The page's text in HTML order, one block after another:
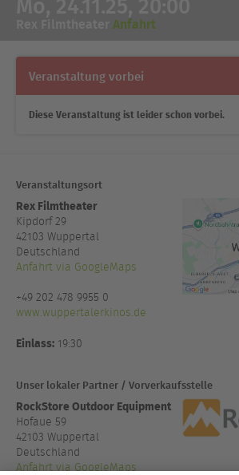
Anfahrt
Veranstaltung vorbei
Diese Veranstaltung ist leider schon vorbei.
Veranstaltungsort
Rex Filmtheater
Kipdorf 29
42103 Wuppertal
Deutschland
Anfahrt via GoogleMaps
+49 202 478 9955 0
www.wuppertalerkinos.de
Einlass: 19:30
Unser lokaler Partner / Vorverkaufsstelle
RockStore Outdoor Equipment
Hofaue 59
42103 Wuppertal
Deutschland
Anfahrt via GoogleMaps